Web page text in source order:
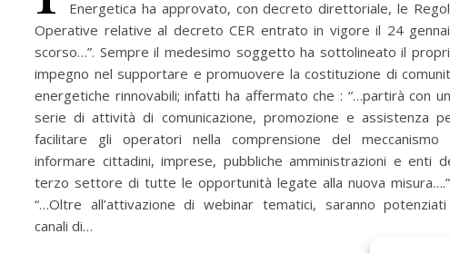
Energetica ha approvato, con decreto direttoriale, le
Operative relative al decreto CER entrato in vigore il 24
scorso…”. Sempre il medesimo soggetto ha sottolineato il
impegno nel supportare e promuovere la costituzione di
energetiche rinnovabili; infatti ha affermato che : “…partirà con
serie di attività di comunicazione, promozione e assistenza
facilitare gli operatori nella comprensione del meccanismo
informare cittadini, imprese, pubbliche amministrazioni e enti
terzo settore di tutte le opportunità legate alla nuova
“…Oltre all’attivazione di webinar tematici, saranno
canali di…